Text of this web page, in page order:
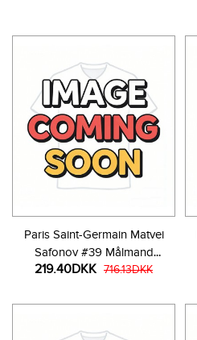
Paris Saint-Germain Matvei
Safonov #39 Målmand
Udebanetrøje Børn 2025-26
219.40DKK 716.13DKK